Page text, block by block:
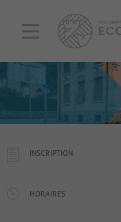
INSCRIPTION
HORAIRES